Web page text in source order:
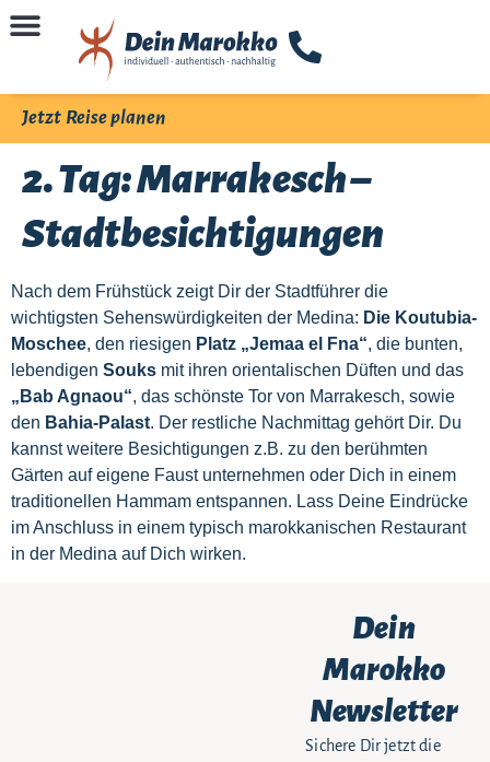
Jetzt Reise planen
2. Tag: Marrakesch –
Stadtbesichtigungen
Nach dem Frühstück zeigt Dir der Stadtführer die
wichtigsten Sehenswürdigkeiten der Medina: Die Koutubia-
Moschee, den riesigen Platz „Jemaa el Fna“, die bunten,
lebendigen Souks mit ihren orientalischen Düften und das
„Bab Agnaou“, das schönste Tor von Marrakesch, sowie
den Bahia-Palast. Der restliche Nachmittag gehört Dir. Du
kannst weitere Besichtigungen z.B. zu den berühmten
Gärten auf eigene Faust unternehmen oder Dich in einem
traditionellen Hammam entspannen. Lass Deine Eindrücke
im Anschluss in einem typisch marokkanischen Restaurant
in der Medina auf Dich wirken.
Dein
Marokko
Newsletter
Sichere Dir jetzt die